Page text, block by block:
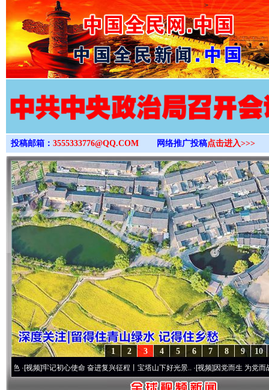
>
投稿邮箱： 3555333776@QQ.COM 网络推广投稿点击进入>>>
10
9
8
7
6
5
4
3
2
1
牢记初心使命 奋进复兴征程丨宝塔山下好光景..·[视频]因党而生 为党而战——百年“